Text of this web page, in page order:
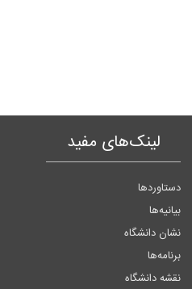
لینک‌های مفید
دستاوردها
بیانیه‌ها
نشان دانشگاه
برنامه‌ها
نقشه دانشگاه